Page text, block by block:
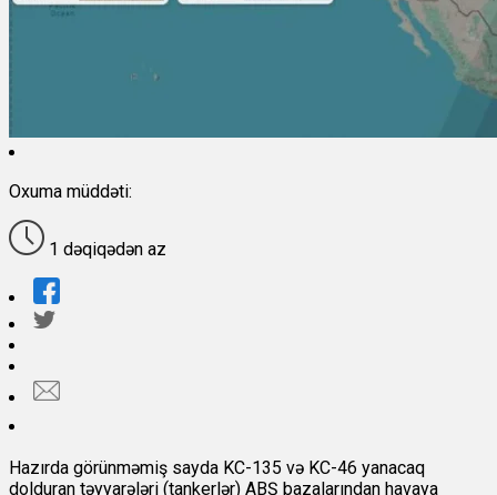
Oxuma müddəti:
1 dəqiqədən az
Hazırda görünməmiş sayda KC-135 və KC-46 yanacaq
dolduran təyyarələri (tankerlər) ABŞ bazalarından havaya